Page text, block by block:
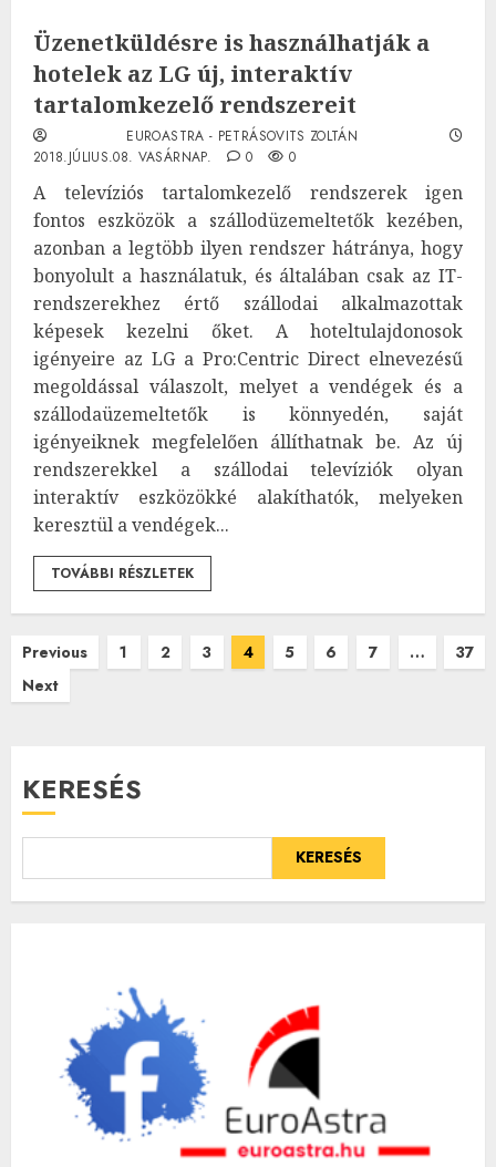
Üzenetküldésre is használhatják a
hotelek az LG új, interaktív
tartalomkezelő rendszereit
EUROASTRA - PETRÁSOVITS ZOLTÁN
2018.JÚLIUS.08. VASÁRNAP.
0 0
A televíziós tartalomkezelő rendszerek igen
fontos eszközök a szállodüzemeltetők kezében,
azonban a legtöbb ilyen rendszer hátránya, hogy
bonyolult a használatuk, és általában csak az IT-
rendszerekhez értő szállodai alkalmazottak
képesek kezelni őket. A hoteltulajdonosok
igényeire az LG a Pro:Centric Direct elnevezésű
megoldással válaszolt, melyet a vendégek és a
szállodaüzemeltetők is könnyedén, saját
igényeiknek megfelelően állíthatnak be. Az új
rendszerekkel a szállodai televíziók olyan
interaktív eszközökké alakíthatók, melyeken
keresztül a vendégek...
TOVÁBBI RÉSZLETEK
Bejegyzések
lapozása
Previous 1 2 3 4 5 6 7 …
37
Next
KERESÉS
KERESÉS